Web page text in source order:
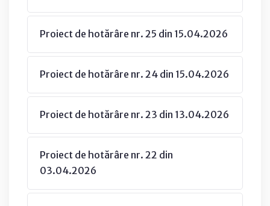
Proiect de hotărâre nr. 25 din 15.04.2026
Proiect de hotărâre nr. 24 din 15.04.2026
Proiect de hotărâre nr. 23 din 13.04.2026
Proiect de hotărâre nr. 22 din
03.04.2026